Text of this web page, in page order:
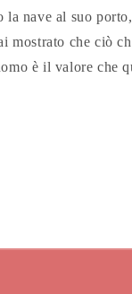
la nave al suo
mostrato che ciò
è il valore che